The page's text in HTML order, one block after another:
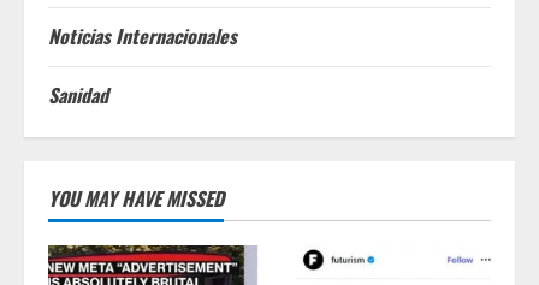
Noticias Internacionales
Sanidad
YOU MAY HAVE MISSED